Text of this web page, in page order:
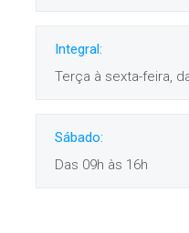
Integral:
Terça à sexta-feira,
Sábado:
Das 09h às 16h